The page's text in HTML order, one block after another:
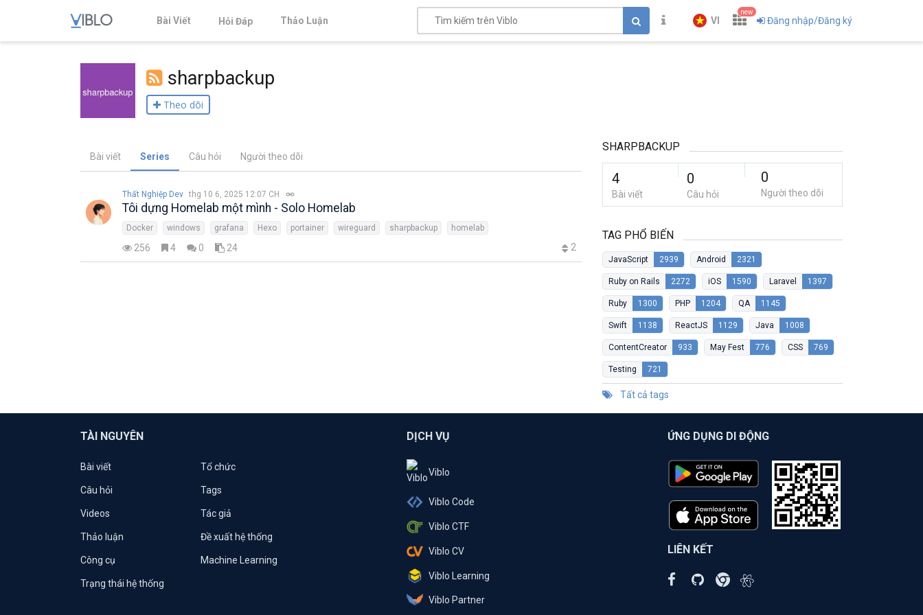
Bài Viết Hỏi Đáp Thảo Luận VI
new
Đăng nhập/Đăng ký
sharpbackup
Theo dõi
Bài viết Series Câu hỏi Người theo dõi
Thất Nghiệp Dev thg 10 6, 2025 12:07 CH
Tôi dựng Homelab một mình - Solo Homelab
Docker windows grafana Hexo portainer wireguard sharpbackup homelab
256 4 0 24 2
SHARPBACKUP
4
Bài viết
0
Câu hỏi
0
Người theo dõi
TAG PHỔ BIẾN
JavaScript 2939 Android 2321
Ruby on Rails 2272 iOS 1590 Laravel 1397
Ruby 1300 PHP 1204 QA 1145
Swift 1138 ReactJS 1129 Java 1008
ContentCreator 933 May Fest 776 CSS 769
Testing 721
Tất cả tags
TÀI NGUYÊN
Bài viết Tổ chức
Câu hỏi Tags
Videos Tác giả
Thảo luận Đề xuất hệ thống
Công cụ Machine Learning
Trạng thái hệ thống
DỊCH VỤ
Viblo
Viblo Code
Viblo CTF
Viblo CV
Viblo Learning
Viblo Partner
ỨNG DỤNG DI ĐỘNG
LIÊN KẾT